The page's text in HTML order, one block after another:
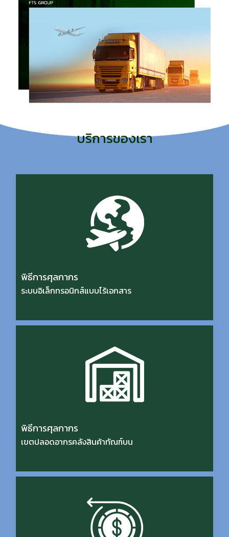
บริการของเรา
พิธีการศุลกากร
ระบบอิเล็กทรอนิกส์แบบไร้เอกสาร
พิธีการศุลกากร
เขตปลอดอากรคลังสินค้าทัณฑ์บน